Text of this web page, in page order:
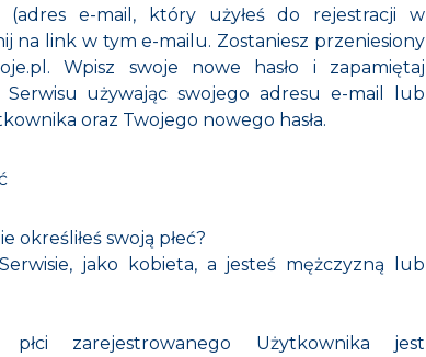
e-mail, który użyłeś do rejestracji w
na link w tym e-mailu. Zostaniesz przeniesiony
Wpisz swoje nowe hasło i zapamiętaj
używając swojego adresu e-mail lub
oraz Twojego nowego hasła.
określiłeś swoją płeć?
jako kobieta, a jesteś mężczyzną lub
płci zarejestrowanego Użytkownika jest